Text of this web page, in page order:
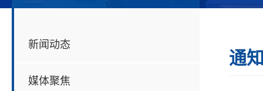
新闻动态
媒体聚焦
通